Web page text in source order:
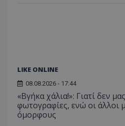
LIKE ONLINE
08.08.2026 - 17:44
«Βγήκα χάλια!»: Γιατί δεν
φωτογραφίες, ενώ οι άλλοι
όμορφους